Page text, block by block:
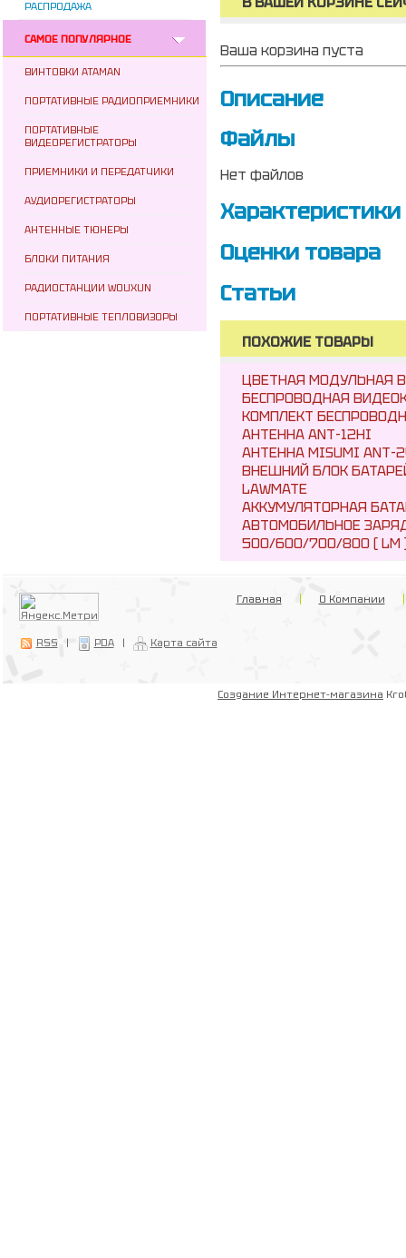
РАСПРОДАЖА
САМОЕ ПОПУЛЯРНОЕ
ВИНТОВКИ ATAMAN
ПОРТАТИВНЫЕ РАДИОПРИЕМНИКИ
ПОРТАТИВНЫЕ
ВИДЕОРЕГИСТРАТОРЫ
ПРИЕМНИКИ И ПЕРЕДАТЧИКИ
АУДИОРЕГИСТРАТОРЫ
АНТЕННЫЕ ТЮНЕРЫ
БЛОКИ ПИТАНИЯ
РАДИОСТАНЦИИ WOUXUN
ПОРТАТИВНЫЕ ТЕПЛОВИЗОРЫ
Ваша корзина пуста
Описание
Файлы
Нет файлов
Характеристики
Оценки товара
Статьи
ПОХОЖИЕ ТОВАРЫ
ЦВЕТНАЯ МОДУЛЬНАЯ
БЕСПРОВОДНАЯ
КОМПЛЕКТ
АНТЕННА ANT-12HI
АНТЕННА MISUMI ANT-
ВНЕШНИЙ БЛОК
LAWMATE
АККУМУЛЯТОРНАЯ
АВТОМОБИЛЬНОЕ
500/600/700/800 ( LM
RSS | PDA | Карта сайта
Главная О Компании
Создание Интернет-магазина